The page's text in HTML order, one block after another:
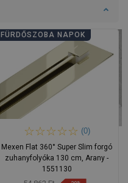
FÜRDŐSZOBA NAPOK
(0)
Mexen Flat 360° Super Slim forgó
zuhanyfolyóka 130 cm, Arany -
1551130